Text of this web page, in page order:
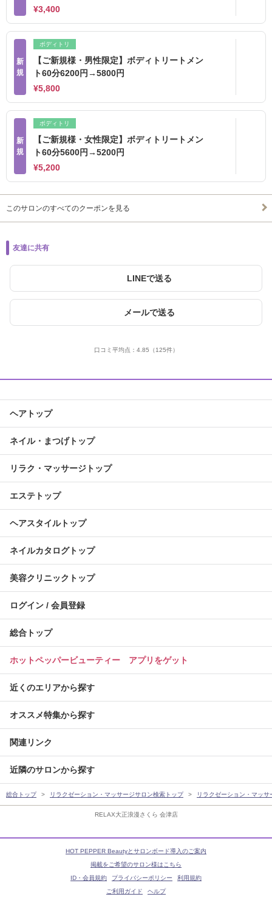
RELAX大正浪漫さくら 会津店
¥3,400
新
規
ボディトリ
【ご新規様・男性限定】ボディトリートメン
ト60分6200円→5800円
¥5,800
新
規
ボディトリ
【ご新規様・女性限定】ボディトリートメン
ト60分5600円→5200円
¥5,200
このサロンのすべてのクーポンを見る
友達に共有
LINEで送る
メールで送る
口コミ平均点： 4.85 （125件）
ヘアトップ
ネイル・まつげトップ
リラク・マッサージトップ
エステトップ
ヘアスタイルトップ
ネイルカタログトップ
美容クリニックトップ
ログイン / 会員登録
総合トップ
ホットペッパービューティー アプリをゲット
近くのエリアから探す
オススメ特集から探す
関連リンク
近隣のサロンから探す
総合トップ リラクゼーション・マッサージサロン検索トップ リラクゼーション・マッ
HOT PEPPER Beautyとサロンボード導入のご案内
掲載をご希望のサロン様はこちら
ID・会員規約
プライバシーポリシー
利用規約
ご利用ガイド
ヘルプ